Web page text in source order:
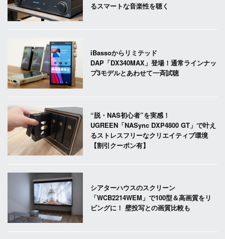
るスマートな音楽性を聴く
iBassoからリミテッド
DAP「DX340MAX」登場！通常ラインナッ
プ3モデルとあわせて一斉試聴
“脱・NAS初心者”を実感！
UGREEN「NASync DXP4800 GT」で叶え
るストレスフリーなクリエイティブ環境
【割引クーポン有】
シアターハウスのスクリーン
「WCB2214WEM」で100型＆高画質をリ
ビングに！ 壁投写との画質比較も